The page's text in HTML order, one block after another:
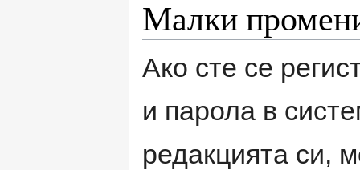
Малки
Ако сте се
и парола в
редакцията си,